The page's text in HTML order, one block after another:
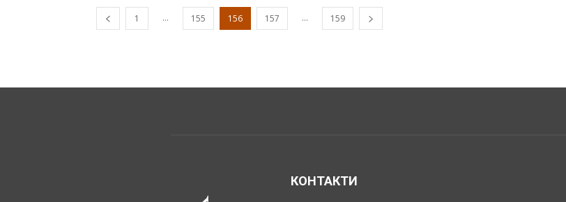
1 ... 155 156 157 ... 159
КОНТАКТИ